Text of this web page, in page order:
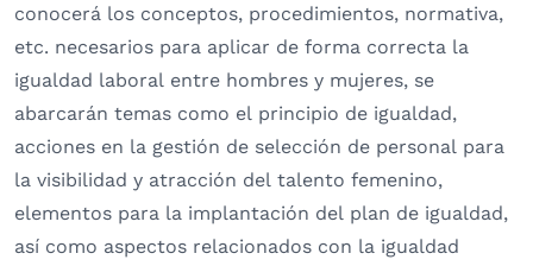
conocerá los conceptos, procedimientos, normativa,
etc. necesarios para aplicar de forma correcta la
igualdad laboral entre hombres y mujeres, se
abarcarán temas como el principio de igualdad,
acciones en la gestión de selección de personal para
la visibilidad y atracción del talento femenino,
elementos para la implantación del plan de igualdad,
así como aspectos relacionados con la igualdad